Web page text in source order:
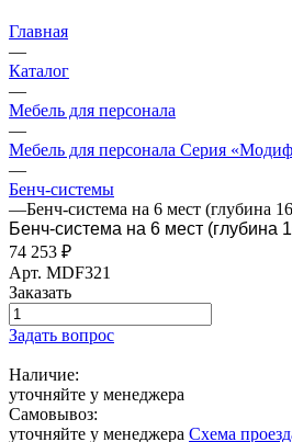
Главная
—
Каталог
—
Мебель для персонала
—
Мебель для персонала Серия
—
Бенч-системы
—Бенч-система на 6 мест (глубина
Бенч-система на 6 мест (глубина
74 253 ₽
Арт. MDF321
Заказать
Задать вопрос
Наличие:
уточняйте у менеджера
Самовывоз:
уточняйте у менеджера Схема